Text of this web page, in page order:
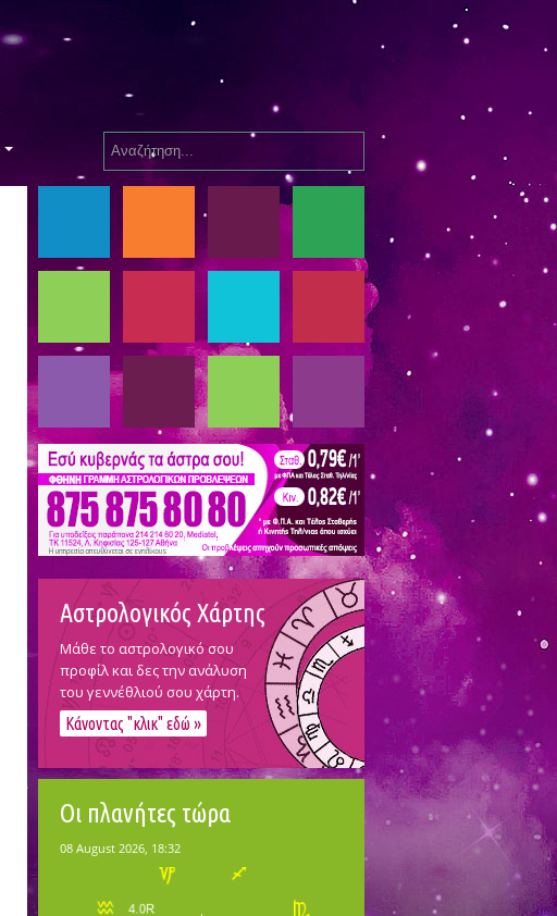
Αστρολογικός Χάρτης
Μάθε το αστρολογικό σου
προφίλ και δες την ανάλυση
του γεννέθλιού σου χάρτη.
Κάνοντας "κλικ" εδώ »
Οι πλανήτες τώρα